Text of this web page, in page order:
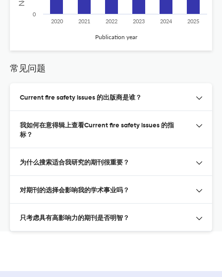
Publication year
2020 2021 2022 2023 2024 2025
0
常见问题
Current fire safety issues 的出版商是谁？
我如何在意得辑上查看Current fire safety issues 的指
标？
为什么搜索适合我研究的期刊很重要？
对期刊的选择会影响我的学术事业吗？
只考虑具有高影响力的期刊是否明智？